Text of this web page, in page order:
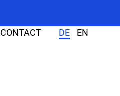
CONTACT DE EN